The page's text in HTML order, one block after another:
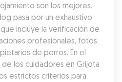
son los mejores.
pasa por un exhaustivo
incluye la verificación de
profesionales, fotos
de perros. En el
de los cuidadores en Grijota
estrictos criterios para